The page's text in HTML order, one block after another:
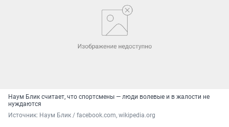
Наум Блик считает, что спортсмены — люди волевые и в жалости не
нуждаются
Источник: Наум Блик / facebook.com, wikipedia.org